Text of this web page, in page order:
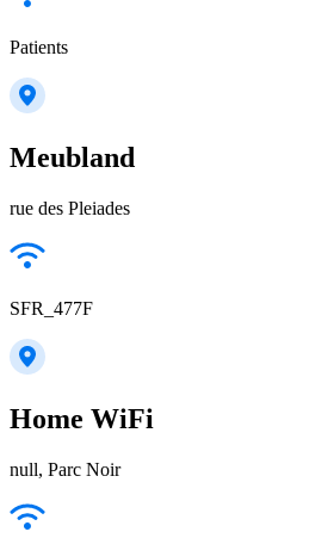
Patients
Meubland
rue des Pleiades
SFR_477F
Home WiFi
null, Parc Noir